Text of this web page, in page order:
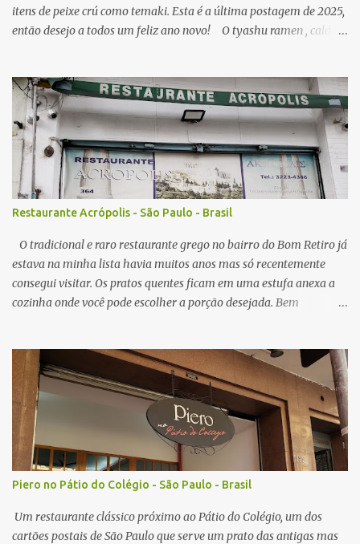
itens de peixe crú como temaki. Esta é a última postagem de 2025,
então desejo a todos um feliz ano novo! O tyashu ramen , caldo
ponto de sal no caldo, algumas vezes estava perfeito, mas peguei o
caldo um pouco salgado demais. A qualidade do macarrão é
satisfatória, os pedaços de tyashu bons. Nota: 8/10 O combo de
chahan com karaage , o arroz frito segue muito estilo nipo
brasileiro, é bem leve em sal e gordura, e com isso combina muito
com algum elemento mais gorduroso como o ótimo frango frito
da casa, que lembra mais um frango frito brasileiro do que japonês
em sabor, em todas visitas sempre servido no ponto perfeito,
crocante por fora, e suculento no interior. N...
Restaurante Acrópolis - São Paulo - Brasil
O tradicional e raro restaurante grego no bairro do Bom Retiro já
estava na minha lista havia muitos anos mas só recentemente
consegui visitar. Os pratos quentes ficam em uma estufa anexa a
cozinha onde você pode escolher a porção desejada. Bem
pontos negativos que irei comentar a seguir. A primeira porção
pedida foi de polvo e " risoto ". O polvo estava bom, um pouco
mole demais mas fresco na medida do possível em um restaurante
localizado em São Paulo. O arroz estava bom, alias ambos pratos
tem o tomate como base, nada surpreendente quanto a sabor, o
aspecto visual dos pratos me surpreendeu mais do que o gosto em
si. Nota: 8/10 O prato com cordeiro foi outro prato pedido, que
vem coberto com um tipo de molho, prato também bom mas bem
simples no gosto, acompanhado de arroz e batata. Nota: 7/10 O
grande motivo para eu vol...
Piero no Pátio do Colégio - São Paulo - Brasil
Um restaurante clássico próximo ao Pátio do Colégio, um dos
cartões postais de São Paulo que serve um prato das antigas mas